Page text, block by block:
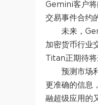
Gemini客户将
交易事件合约
未来，
加密货币行业
Titan正期待将
预测市场
更准确的信息
融超级应用的